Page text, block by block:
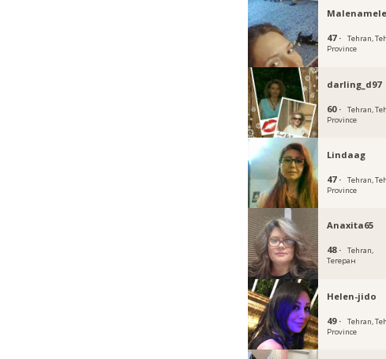
47 ·
Tehran,
Province
darling_d97
60 ·
Tehran,
Province
Lindaag
47 ·
Tehran,
Province
Anaxita65
48 ·
Tehran,
Тегеран
Helen-jido
49 ·
Tehran,
Province